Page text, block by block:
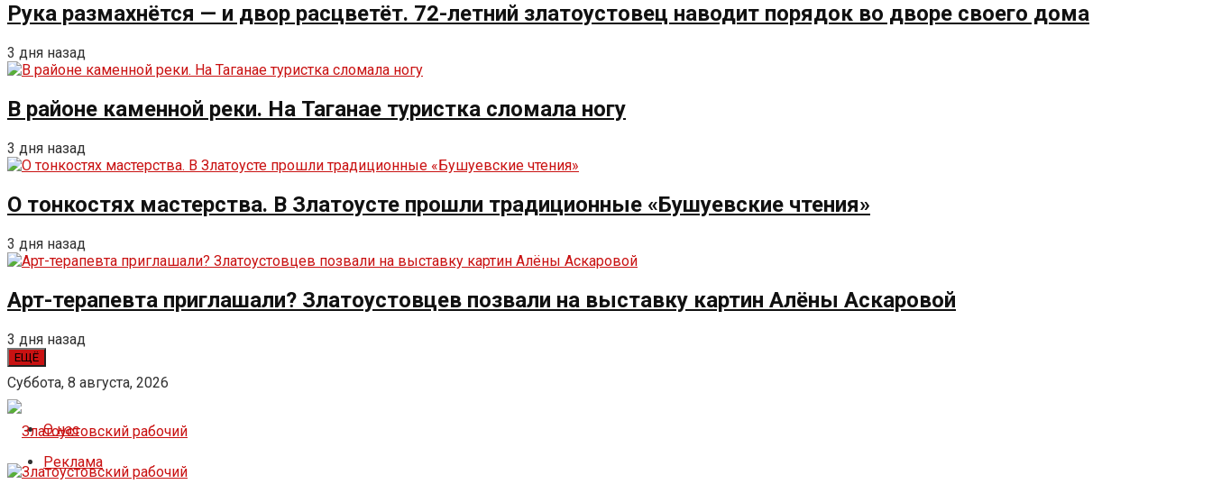
Рука размахнётся — и двор расцветёт. 72-летний златоустовец наводит порядок во дворе своего дома
3 дня назад
В районе каменной реки. На Таганае туристка сломала ногу
3 дня назад
О тонкостях мастерства. В Златоусте прошли традиционные «Бушуевские чтения»
3 дня назад
Арт-терапевта приглашали? Златоустовцев позвали на выставку картин Алёны Аскаровой
3 дня назад
ЕЩЁ
Суббота, 8 августа, 2026
О нас
Реклама